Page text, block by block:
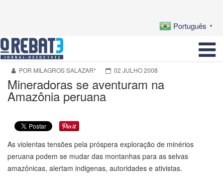
Português ▼
POR MILAGROS SALAZAR* 02 JULHO 2008
Mineradoras se aventuram na
Amazônia peruana
As violentas tensões pela próspera exploração de minérios
peruana podem se mudar das montanhas para as selvas
amazônicas, alertam indigenas, autoridades e ativistas.